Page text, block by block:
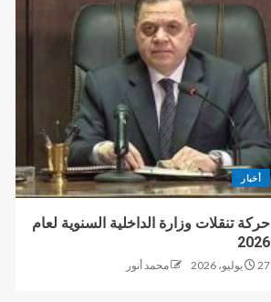
أخبار
حركة تنقلات وزارة الداخلية السنوية لعام
2026
27 يوليو، 2026 محمد أنور